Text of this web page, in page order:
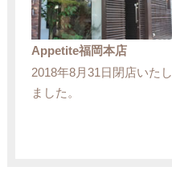
Appetite福岡本店
2018年8月31日閉店いたし
ました。